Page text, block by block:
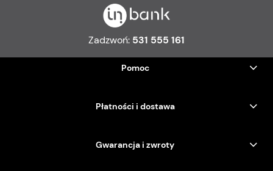
Zadzwoń: 531 555 161
Pomoc
Płatności i dostawa
Gwarancja i zwroty